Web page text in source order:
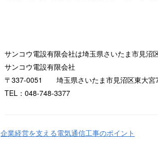
サンコウ電設有限会社は埼玉県さいたま市見沼
サンコウ電設有限会社
〒337-0051 埼玉県さいたま市見沼区東大宮
TEL：048-748-3377
企業経営を支える電気通信工事のポイント